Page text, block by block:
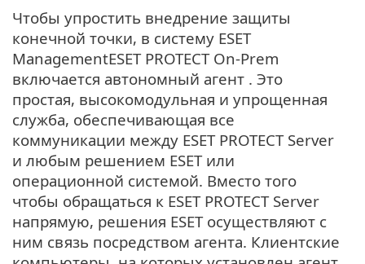
Чтобы упростить внедрение защиты
конечной точки, в систему ESET
ManagementESET PROTECT On-Prem
включается автономный агент . Это
простая, высокомодульная и упрощенная
служба, обеспечивающая все
коммуникации между ESET PROTECT Server
и любым решением ESET или
операционной системой. Вместо того
чтобы обращаться к ESET PROTECT Server
напрямую, решения ESET осуществляют с
ним связь посредством агента. Клиентские